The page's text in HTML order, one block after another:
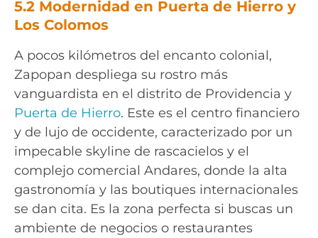
5.2 Modernidad en Puerta de Hierro y
Los Colomos
A pocos kilómetros del encanto colonial,
Zapopan despliega su rostro más
vanguardista en el distrito de Providencia y
Puerta de Hierro. Este es el centro financiero
y de lujo de occidente, caracterizado por un
impecable skyline de rascacielos y el
complejo comercial Andares, donde la alta
gastronomía y las boutiques internacionales
se dan cita. Es la zona perfecta si buscas un
ambiente de negocios o restaurantes